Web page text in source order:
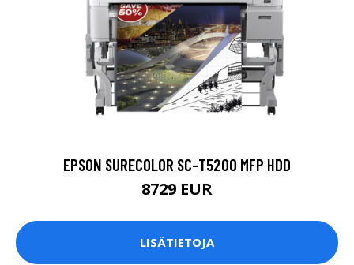
EPSON SURECOLOR SC-T5200 MFP HDD
8729 EUR
LISÄTIETOJA